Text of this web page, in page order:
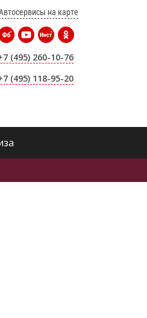
на карте
(495) 260-10-76
(495) 118-95-20